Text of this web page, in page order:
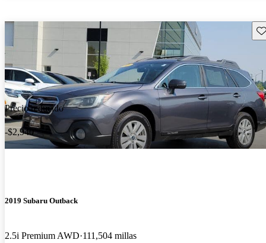
Precio reducido
-$2,940
2019 Subaru Outback
2.5i Premium AWD 111,504 millas